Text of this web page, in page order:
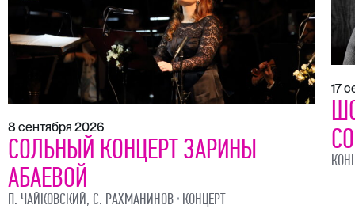
8 сентября 2026
СОЛЬНЫЙ КОНЦЕРТ ЗАРИНЫ
АБАЕВОЙ
П. ЧАЙКОВСКИЙ, С. РАХМАНИНОВ КОНЦЕРТ
17